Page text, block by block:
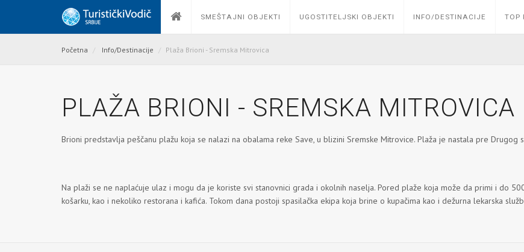
SMEŠTAJNI OBJEKTI UGOSTITELJSKI OBJEKTI INFO/DESTINACIJE TOP
Početna Info/Destinacije Plaža Brioni - Sremska Mitrovica
PLAŽA BRIONI - SREMSKA MITROVICA
Brioni predstavlja peščanu plažu koja se nalazi na obalama reke Save, u blizini Sremske Mitrovice. Plaža je nastala pre Drugog
Na plaži se ne naplaćuje ulaz i mogu da je koriste svi stanovnici grada i okolnih naselja. Pored plaže koja može da primi i do
košarku, kao i nekoliko restorana i kafića. Tokom dana postoji spasilačka ekipa koja brine o kupačima kao i dežurna lekarska